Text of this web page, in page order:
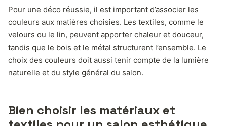
Pour une déco réussie, il est important d’associer les
couleurs aux matières choisies. Les textiles, comme le
velours ou le lin, peuvent apporter chaleur et douceur,
tandis que le bois et le métal structurent l’ensemble. Le
choix des couleurs doit aussi tenir compte de la lumière
naturelle et du style général du salon.
Bien choisir les matériaux et